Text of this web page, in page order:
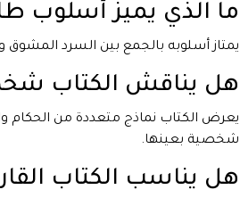
ما الذي يميز أسلوب
يمتاز أسلوبه بالجمع بين السرد المشوق
هل يناقش الكتاب
يعرض الكتاب نماذج متعددة من الحكام
شخصية بعينها.
هل يناسب الكتاب